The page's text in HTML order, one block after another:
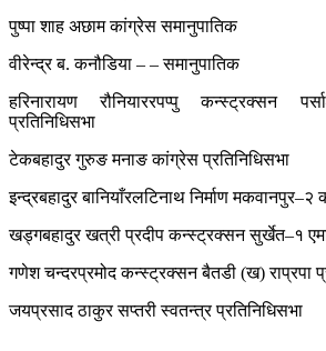
पुष्पा शाह अछाम कांग्रेस समानुपातिक
वीरेन्द्र ब. कनौडिया – – समानुपातिक
हरिनारायण रौनियाररपप्पु कन्स्ट्रक्सन
प्रतिनिधिसभा
टेकबहादुर गुरुङ मनाङ कांग्रेस प्रतिनिधिसभा
इन्द्रबहादुर बानियाँरलटिनाथ निर्माण
खड्गबहादुर खत्री प्रदीप कन्स्ट्रक्सन सुर्खेत–१
गणेश चन्दरप्रमोद कन्स्ट्रक्सन बैतडी (ख) राप्रपा
जयप्रसाद ठाकुर सप्तरी स्वतन्त्र प्रतिनिधिसभा